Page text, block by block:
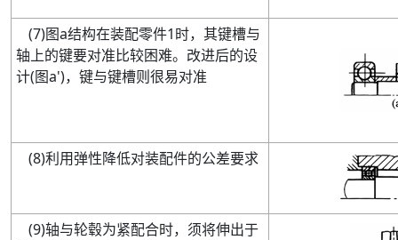
(7)图a结构在装配零件1时，其键槽与
轴上的键要对准比较困难。改进后的设
计(图a')，键与键槽则很易对准
(8)利用弹性降低对装配件的公差要求
(9)轴与轮毂为紧配合时，须将伸出于